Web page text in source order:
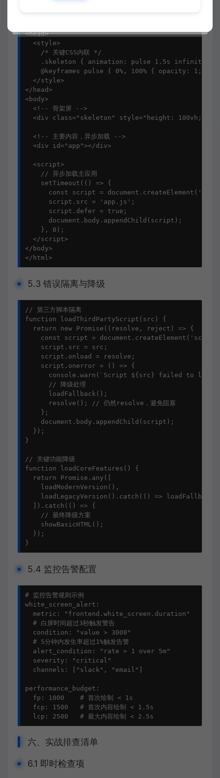
<head>
<style>
/* 关键CSS内联 */
.skeleton { animation : pulse 1.5s infinite; }
@keyframes pulse { 0% , 100% { opacity : 1 ; }
</style>
</ head>
< body>
<!-- 骨架屏 -->
<div class= "skeleton" style= "height: 100vh;"
<!-- 主要内容，异步加载 -->
<div id= "app"></div>
<script>
// 异步加载主应用
setTimeout ( () => {
const script = document . createElement (
      script.
src = 'app.js' ;
      script.
defer = true ;
document . body . appendChild (script);
    },
0 );
</script>
</ body>
</ html>
5.3 错误隔离与降级
// 第三方脚本隔离
function
loadThirdPartyScript ( src ) {
return
new Promise ( ( resolve, reject ) => {
const script = document . createElement (
    script.
src = src;
    script.
onload
= resolve;
    script.
onerror = () => {
console . warn ( `Script ${src} failed to load`
// 降级处理
loadFallback ();
resolve ();
// 仍然resolve，避免阻塞
    };
document . body . appendChild (script);
  });
}
// 关键功能降级
function
loadCoreFeatures () {
return
Promise . any ([
loadModernVersion (),
loadLegacyVersion (). catch ( () =>
  ]).
catch ( () => {
// 最终降级方案
showBasicHTML ();
  });
}
5.4 监控告警配置
# 监控告警规则示例
white_screen_alert:
metric:
"frontend.white_screen.duration"
# 白屏时间超过3秒触发警告
condition:
"value > 3000"
# 5分钟内发生率超过1%触发告警
alert_condition:
"rate > 1 over 5m"
severity:
"critical"
channels:
"slack" , "email"
performance_budget:
fp:
1000
# 首次绘制 < 1s
fcp:
1500
# 首次内容绘制 < 1.5s
lcp:
2500 # 最大内容绘制 < 2.5s
六、实战排查清单
6.1 即时检查项